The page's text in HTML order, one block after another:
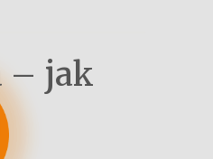
– jak